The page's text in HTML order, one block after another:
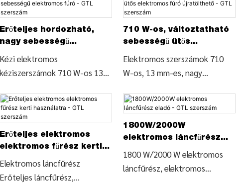
Erőteljes hordozható,
nagy sebességű
elektromos fúró - GTL
Kézi elektromos
kéziszerszámok 710 W-os 13
sebességű ütvefúró (ID044-A),
keresse meg a fúróváltozó
részleteit és árait a kézi
elektromos kéziszerszámok
változtatható sebességű
710 W-os, változtatható
sebességű ütős
elektromos fúró
szerszám
Elektromos szerszámok 710
W-os, 13 mm-es, nagy
sebességű ütvecsavarozó és
fúró (ID044-B), az elektromos
kéziszerszámok részletei és ára
a Power Tools-tól
Erőteljes elektromos
elektromos fűrész kerti
használatra - GTL
Elektromos láncfűrész
Erőteljes láncfűrész,
1800W/2000W
elektromos láncfűrész
eladó - GTL szerszám
1800 W/2000 W elektromos
láncfűrész, elektromos